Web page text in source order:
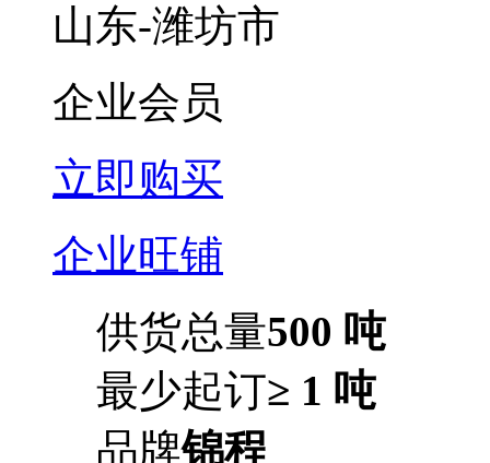
山东-潍坊市
企业会员
立即购买
企业旺铺
供货总量500 吨
最少起订≥ 1 吨
品牌锦程